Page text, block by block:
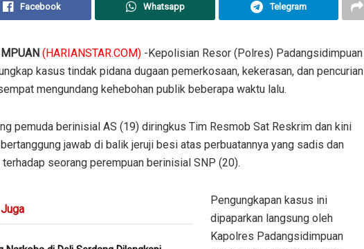
Facebook Whatsapp Telegram
(HARIANSTAR.COM) -Kepolisian Resor (Polres) Padangsidimpuan
kasus tindak pidana dugaan pemerkosaan, kekerasan, dan pencurian
mengundang kehebohan publik beberapa waktu lalu.
pemuda berinisial AS (19) diringkus Tim Resmob Sat Reskrim dan kini
jawab di balik jeruji besi atas perbuatannya yang sadis dan
terhadap seorang perempuan berinisial SNP (20).
Juga
Pengungkapan kasus ini
dipaparkan langsung oleh
Kapolres Padangsidimpuan